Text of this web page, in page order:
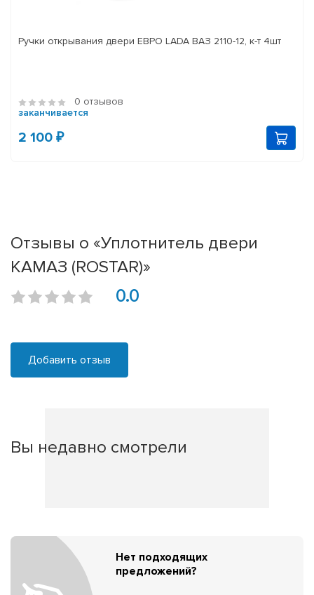
Ручки открывания двери ЕВРО LADA ВАЗ 2110-12, к-т 4шт
0 отзывов
заканчивается
2 100 ₽
Отзывы о «Уплотнитель двери
КАМАЗ (ROSTAR)»
0.0
Добавить отзыв
Вы недавно смотрели
Нет подходящих
предложений?